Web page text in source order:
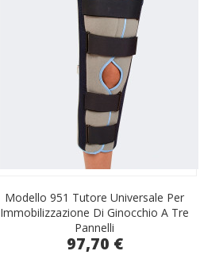
Modello 951 Tutore Universale Per
Immobilizzazione Di Ginocchio A Tre
Pannelli
97,70 €